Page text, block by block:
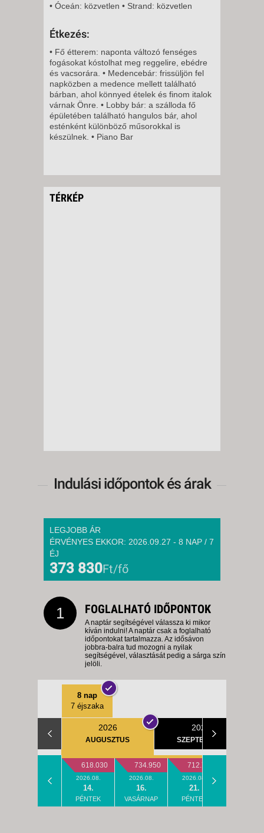
• Óceán: közvetlen • Strand: közvetlen
Étkezés:
• Fő étterem: naponta változó fenséges
fogásokat kóstolhat meg reggelire, ebédre
és vacsorára. • Medencebár: frissüljön fel
napközben a medence mellett található
bárban, ahol könnyed ételek és finom italok
várnak Önre. • Lobby bár: a szálloda fő
épületében található hangulos bár, ahol
esténként különböző műsorokkal is
készülnek. • Piano Bar
TÉRKÉP
Indulási időpontok és árak
LEGJOBB ÁR
ÉRVÉNYES EKKOR: 2026.09.27 - 8 NAP / 7
ÉJ
373 830Ft/fő
1 FOGLALHATÓ IDŐPONTOK
A naptár segítségével válassza ki mikor
kíván indulni! A naptár csak a foglalható
időpontokat tartalmazza. Az idősávon
jobbra-balra tud mozogni a nyilak
segítségével, választását pedig a sárga szín
jelöli.
8 nap
7 éjszaka
2026
AUGUSZTUS
2026
SZEPTEMBER
618.030
2026.08.
14.
PÉNTEK
734.950
2026.08.
16.
VASÁRNAP
712.750
2026.08.
21.
PÉNTEK